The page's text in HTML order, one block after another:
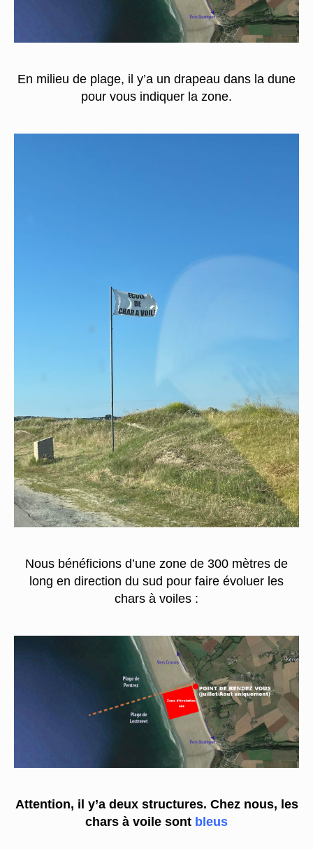
En milieu de plage, il y’a un drapeau dans la dune
pour vous indiquer la zone.
Nous bénéficions d’une zone de 300 mètres de
long en direction du sud pour faire évoluer les
chars à voiles :
Attention, il y’a deux structures. Chez nous, les
chars à voile sont bleus